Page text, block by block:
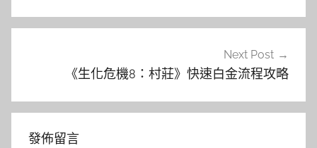
覽
Next Post
《生化危機8：村莊》快速白金流程攻略
發佈留言